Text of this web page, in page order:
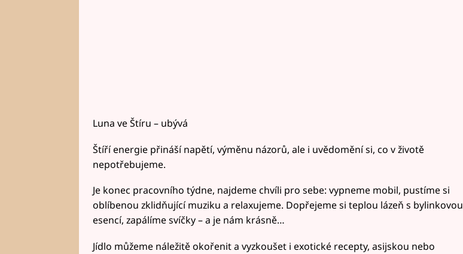
Luna ve Štíru – ubývá
Štíří energie přináší napětí, výměnu názorů, ale i uvědomění si, co v životě
nepotřebujeme.
Je konec pracovního týdne, najdeme chvíli pro sebe: vypneme mobil, pustíme si
oblíbenou zklidňující muziku a relaxujeme. Dopřejeme si teplou lázeň s bylinkovou
esencí, zapálíme svíčky – a je nám krásně…
Jídlo můžeme náležitě okořenit a vyzkoušet i exotické recepty, asijskou nebo